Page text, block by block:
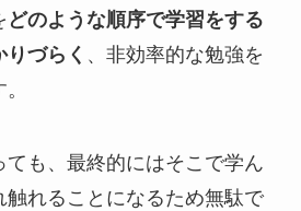
どのような順序で学習をする
づらく 、非効率的な勉強を
も、最終的にはそこで学ん
触れることになるため無駄で